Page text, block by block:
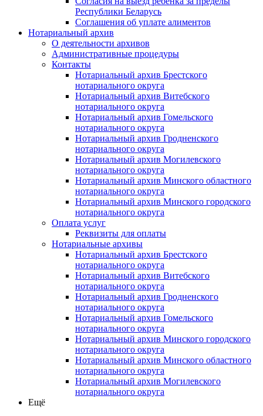
Республики Беларусь
Соглашения об уплате алиментов
Нотариальный архив
О деятельности архивов
Административные процедуры
Контакты
Нотариальный архив Брестского
нотариального округа
Нотариальный архив Витебского
нотариального округа
Нотариальный архив Гомельского
нотариального округа
Нотариальный архив Гродненского
нотариального округа
Нотариальный архив Могилевского
нотариального округа
Нотариальный архив Минского областного
нотариального округа
Нотариальный архив Минского городского
нотариального округа
Оплата услуг
Реквизиты для оплаты
Нотариальные архивы
Нотариальный архив Брестского
нотариального округа
Нотариальный архив Витебского
нотариального округа
Нотариальный архив Гродненского
нотариального округа
Нотариальный архив Гомельского
нотариального округа
Нотариальный архив Минского городского
нотариального округа
Нотариальный архив Минского областного
нотариального округа
Нотариальный архив Могилевского
нотариального округа
Ещё